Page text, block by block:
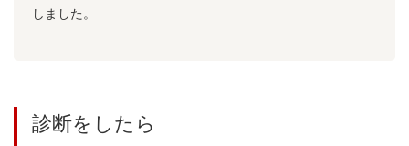
しました。
診断をしたら